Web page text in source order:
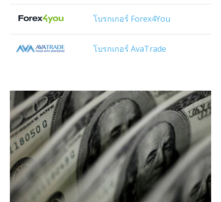
โบรกเกอร์ Forex4You
โบรกเกอร์ AvaTrade